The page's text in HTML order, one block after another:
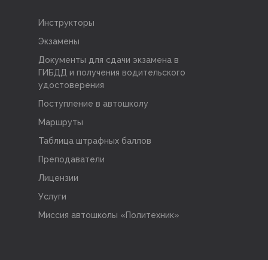
Инструкторы
Экзамены
Документы для сдачи экзамена в
ГИБДД и получения водительского
удостоверения
Поступление в автошколу
Маршруты
Таблица штрафных баллов
Преподаватели
Лицензии
Услуги
Миссия автошколы «Политехник»